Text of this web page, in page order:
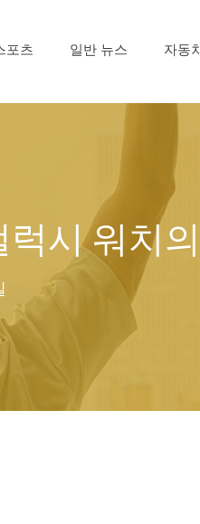
포츠 일반 뉴스 자동
시 워치